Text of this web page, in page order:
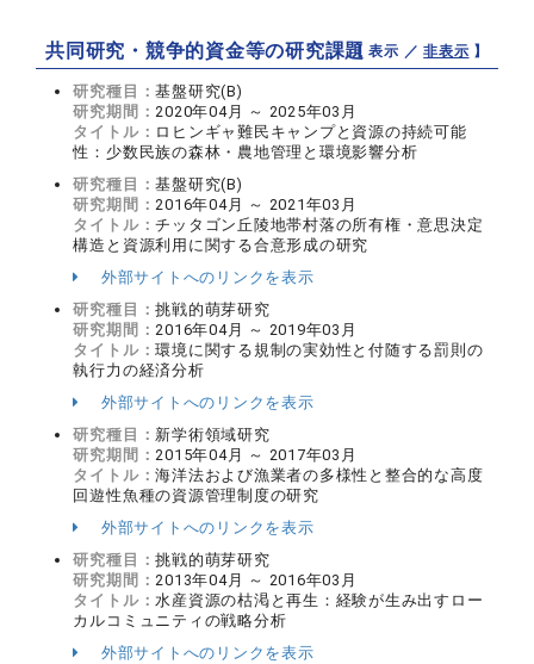
共同研究・競争的資金等の研究課題【 表示 ／非表示 】
研究種目：基盤研究(B)
研究期間：2020年04月 ～ 2025年03月
タイトル： ロヒンギャ難民キャンプと資源の持続可能
性：少数民族の森林・農地管理と環境影響分析
研究種目：基盤研究(B)
研究期間：2016年04月 ～ 2021年03月
タイトル：チッタゴン丘陵地帯村落の所有権・意思決定
構造と資源利用に関する合意形成の研究
外部サイトへのリンクを表示
研究種目：挑戦的萌芽研究
研究期間：2016年04月 ～ 2019年03月
タイトル：環境に関する規制の実効性と付随する罰則の
執行力の経済分析
外部サイトへのリンクを表示
研究種目： 新学術領域研究
研究期間：2015年04月 ～ 2017年03月
タイトル：海洋法および漁業者の多様性と整合的な高度
回遊性魚種の資源管理制度の研究
外部サイトへのリンクを表示
研究種目：挑戦的萌芽研究
研究期間：2013年04月 ～ 2016年03月
タイトル：水産資源の枯渇と再生：経験が生み出すロー
カルコミュニティの戦略分析
外部サイトへのリンクを表示